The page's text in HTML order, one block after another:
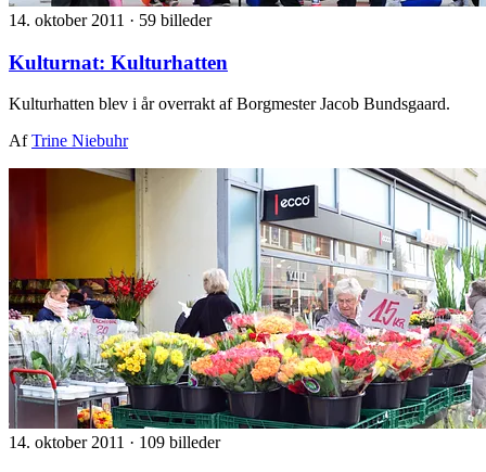
14. oktober 2011 · 59 billeder
Kulturnat: Kulturhatten
Kulturhatten blev i år overrakt af Borgmester Jacob Bundsgaard.
AfTrine Niebuhr
14. oktober 2011 · 109 billeder